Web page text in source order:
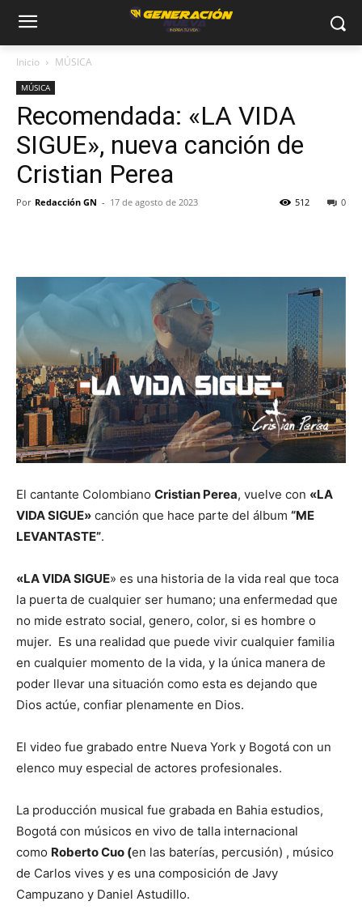
Inicio MÚSICA
MÚSICA
Recomendada: «LA VIDA
SIGUE», nueva canción de
Cristian Perea
Por Redacción GN - 17 de agosto de 2023 0
512
El cantante Colombiano Cristian Perea, vuelve con «LA
VIDA SIGUE» canción que hace parte del álbum “ME
LEVANTASTE”.
«LA VIDA SIGUE» es una historia de la vida real que toca
la puerta de cualquier ser humano; una enfermedad que
no mide estrato social, genero, color, si es hombre o
mujer. Es una realidad que puede vivir cualquier familia
en cualquier momento de la vida, y la única manera de
poder llevar una situación como esta es dejando que
Dios actúe, confiar plenamente en Dios.
El video fue grabado entre Nueva York y Bogotá con un
elenco muy especial de actores profesionales.
La producción musical fue grabada en Bahia estudios,
Bogotá con músicos en vivo de talla internacional
como Roberto Cuo (en las baterías, percusión) , músico
de Carlos vives y es una composición de Javy
Campuzano y Daniel Astudillo.